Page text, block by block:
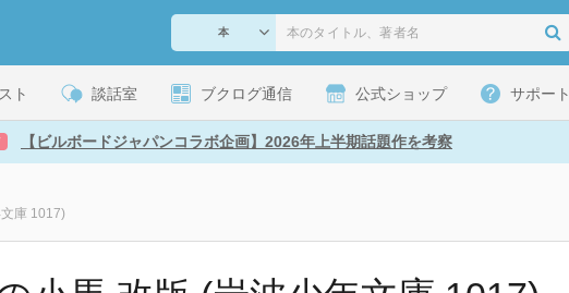
ト 談話室 ブクログ通信 公式ショップ サポート
【ビルボードジャパンコラボ企画】2026年上半期話題作を考察
庫 1017)